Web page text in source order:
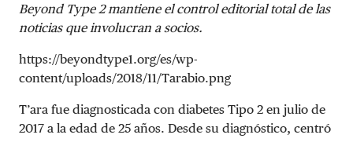
Beyond Type 2 mantiene el control editorial total de las
noticias que involucran a socios.
https://beyondtype1.org/es/wp-
content/uploads/2018/11/Tarabio.png
T’ara fue diagnosticada con diabetes Tipo 2 en julio de
2017 a la edad de 25 años. Desde su diagnóstico, centró